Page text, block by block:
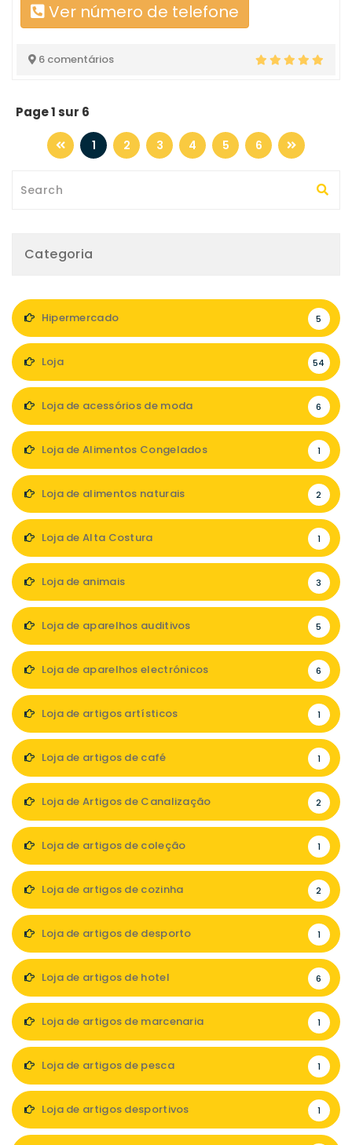
Ver número de telefone
6 comentários
Page 1 sur 6
1 2 3 4 5 6
Categoria
Hipermercado 5
Loja 54
Loja de acessórios de moda 6
Loja de Alimentos Congelados 1
Loja de alimentos naturais 2
Loja de Alta Costura 1
Loja de animais 3
Loja de aparelhos auditivos 5
Loja de aparelhos electrónicos 6
Loja de artigos artísticos 1
Loja de artigos de café 1
Loja de Artigos de Canalização 2
Loja de artigos de coleção 1
Loja de artigos de cozinha 2
Loja de artigos de desporto 1
Loja de artigos de hotel 6
Loja de artigos de marcenaria 1
Loja de artigos de pesca 1
Loja de artigos desportivos 1